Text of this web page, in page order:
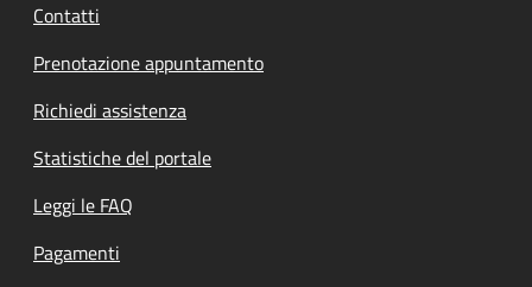
Contatti
Prenotazione appuntamento
Richiedi assistenza
Statistiche del portale
Leggi le FAQ
Pagamenti